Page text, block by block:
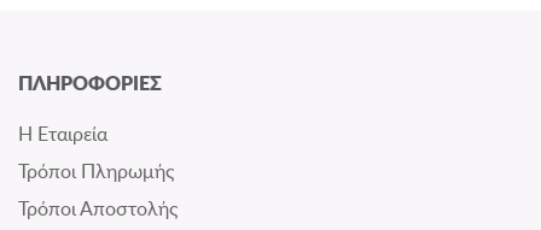
ΠΛΗΡΟΦΟΡΙΕΣ
Η Εταιρεία
Τρόποι Πληρωμής
Τρόποι Αποστολής